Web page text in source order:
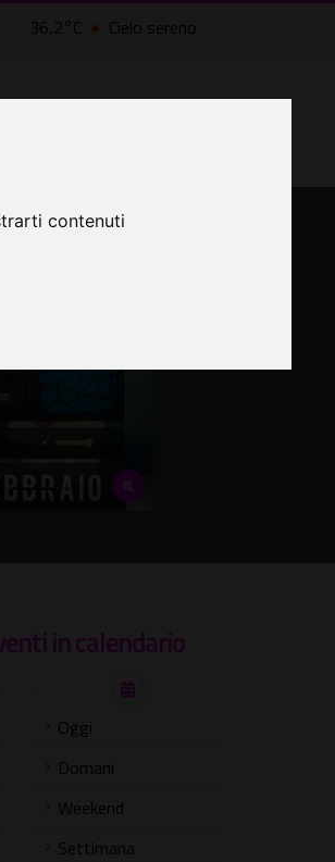
contenuti
36,2°C Cielo sereno
in calendario
Oggi
Domani
Weekend
Settimana